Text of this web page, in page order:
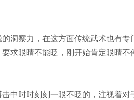
洞察力，在这方面传统武术也有
求眼睛不能眨，刚开始肯定眼睛
中时时刻刻一眼不眨的，注视着